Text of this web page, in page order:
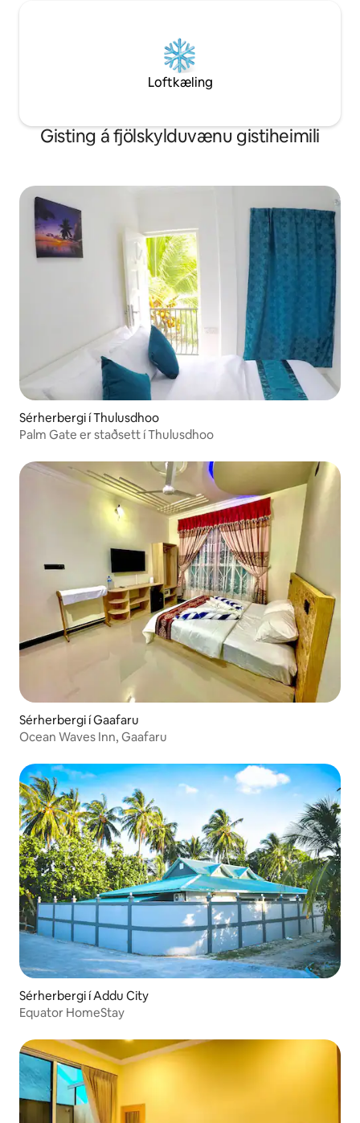
Loftkæling
Gisting á fjölskylduvænu gistiheimili
Sérherbergi í Thulusdhoo
Palm Gate er staðsett í Thulusdhoo
Sérherbergi í Gaafaru
Ocean Waves Inn, Gaafaru
Sérherbergi í Addu City
Equator HomeStay